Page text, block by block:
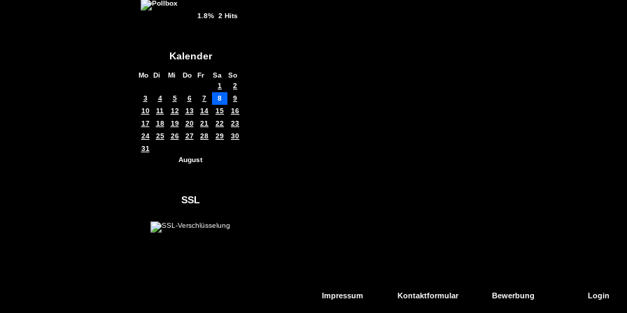
1.8% 2 Hits
Kalender
Mo Di Mi Do Fr Sa
So
1
2
3
4 5 6 7 8
9
10
11 12 13 14 15
16
17
18 19 20 21 22
23
24
25 26 27 28 29
30
31
August
SSL
Impressum Kontaktformular Bewerbung Login